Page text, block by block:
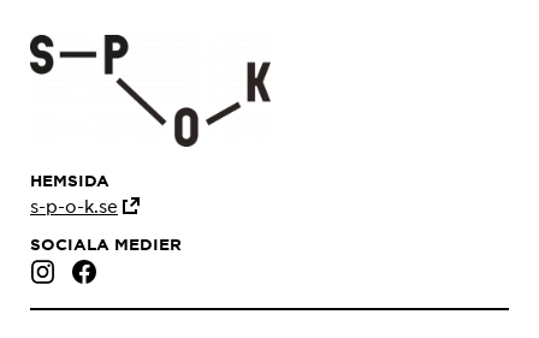
HEMSIDA
s-p-o-k.se
SOCIALA MEDIER